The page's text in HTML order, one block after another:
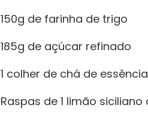
150g de farinha de trigo
185g de açúcar refinado
1 colher de chá de
Raspas de 1 limão